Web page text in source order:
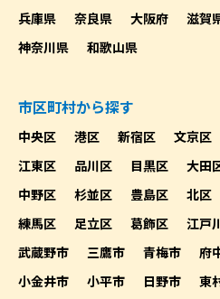
兵庫県 奈良県 大阪府 滋賀
神奈川県
和歌山県
市区町村から探す
中央区 港区 新宿区 文京区
江東区
品川区 目黒区 大田
中野区
杉並区 豊島区 北区
練馬区
足立区 葛飾区 江戸
武蔵野市
三鷹市 青梅市 府
小金井市
小平市 日野市 東